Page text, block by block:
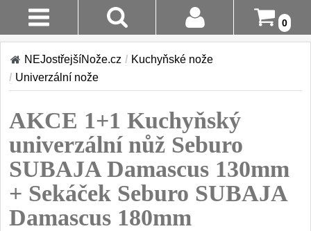
0
Stav
Objednávky
Registrace
Doručení A
Platba
Vrácení Do
Akce!
Kuchyňské nože
Sady kuchyňských nožů 9
Šéfkuchařské nože
Univerzální nože 50
Nože na ovoce a
NEJostřejšíNože.cz / Kuchyňské nože
/ Univerzální nože
AKCE 1+1 Kuchyňský
univerzální nůž Seburo
SUBAJA Damascus 130mm
+ Sekáček Seburo SUBAJA
Damascus 180mm